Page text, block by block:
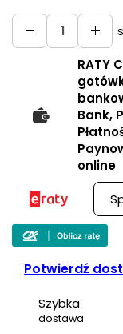
RATY
Bank,
online
Potwierdź
Szybka
dostawa